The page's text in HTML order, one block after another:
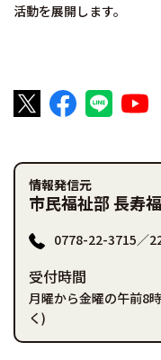
活動を展開します。
情報発信元
市民福祉部 長寿
0778-22-3715／
受付時間
月曜から金曜の午前8
く)